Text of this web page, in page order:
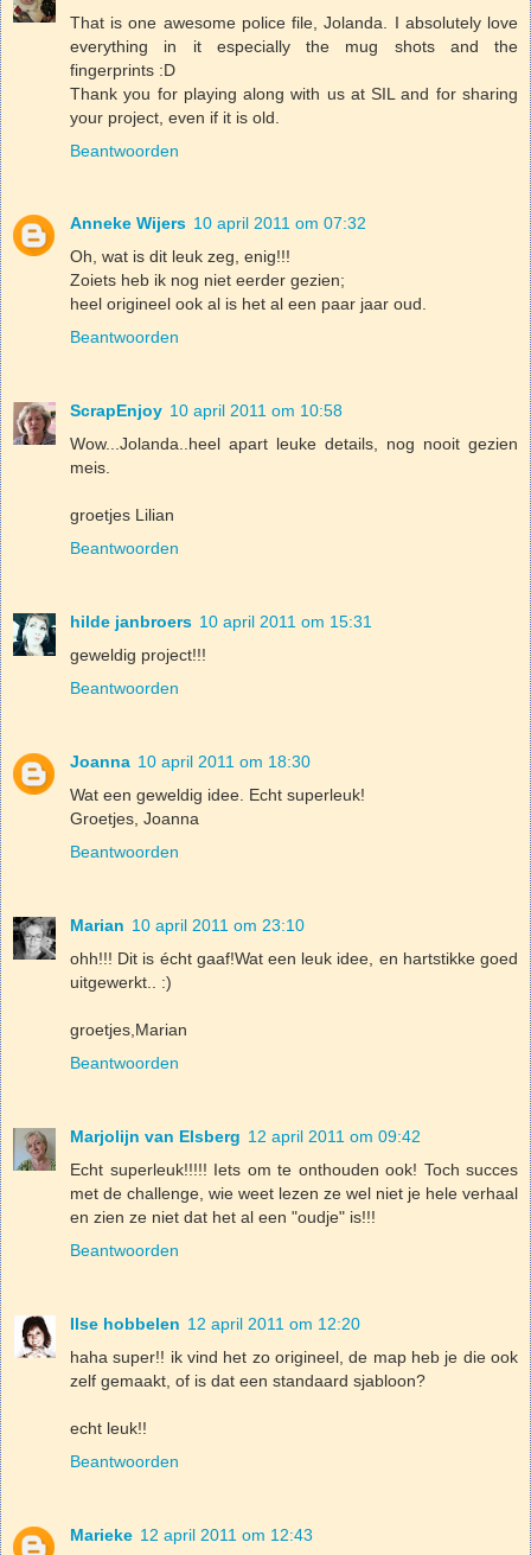
That is one awesome police file, Jolanda. I absolutely love
everything in it especially the mug shots and the
fingerprints :D
Thank you for playing along with us at SIL and for sharing
your project, even if it is old.
Beantwoorden
Anneke Wijers 10 april 2011 om 07:32
Oh, wat is dit leuk zeg, enig!!!
Zoiets heb ik nog niet eerder gezien;
heel origineel ook al is het al een paar jaar oud.
Beantwoorden
ScrapEnjoy 10 april 2011 om 10:58
Wow...Jolanda..heel apart leuke details, nog nooit gezien
meis.
groetjes Lilian
Beantwoorden
hilde janbroers 10 april 2011 om 15:31
geweldig project!!!
Beantwoorden
Joanna 10 april 2011 om 18:30
Wat een geweldig idee. Echt superleuk!
Groetjes, Joanna
Beantwoorden
Marian 10 april 2011 om 23:10
ohh!!! Dit is écht gaaf!Wat een leuk idee, en hartstikke goed
uitgewerkt.. :)
groetjes,Marian
Beantwoorden
Marjolijn van Elsberg 12 april 2011 om 09:42
Echt superleuk!!!!! Iets om te onthouden ook! Toch succes
met de challenge, wie weet lezen ze wel niet je hele verhaal
en zien ze niet dat het al een "oudje" is!!!
Beantwoorden
Ilse hobbelen 12 april 2011 om 12:20
haha super!! ik vind het zo origineel, de map heb je die ook
zelf gemaakt, of is dat een standaard sjabloon?
echt leuk!!
Beantwoorden
Marieke 12 april 2011 om 12:43